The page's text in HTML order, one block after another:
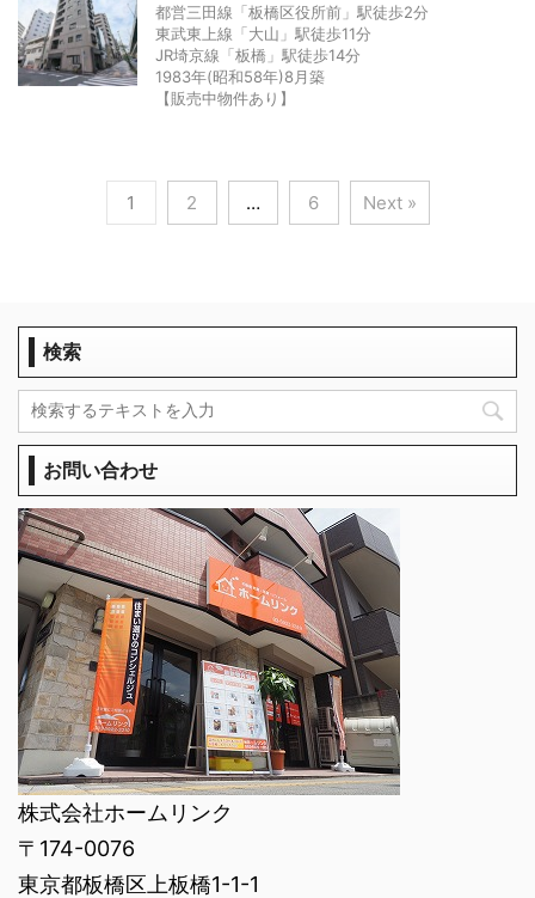
都営三田線「板橋区役所前」駅徒歩2分
東武東上線「大山」駅徒歩11分
JR埼京線「板橋」駅徒歩14分
1983年(昭和58年)8月築
【販売中物件あり】
1 2 … 6 Next »
検索
お問い合わせ
株式会社ホームリンク
〒174-0076
東京都板橋区上板橋1-1-1